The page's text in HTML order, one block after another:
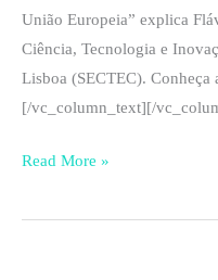
União Europeia” explica
Ciência, Tecnologia e
Lisboa (SECTEC). Conheça
[/vc_column_text][/
Read More »